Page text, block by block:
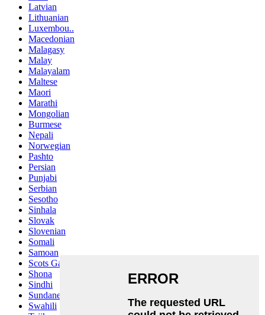
Latvian
Lithuanian
Luxembou..
Macedonian
Malagasy
Malay
Malayalam
Maltese
Maori
Marathi
Mongolian
Burmese
Nepali
Norwegian
Pashto
Persian
Punjabi
Serbian
Sesotho
Sinhala
Slovak
Slovenian
Somali
Samoan
Scots Gaelic
Shona
Sindhi
Sundanese
Swahili